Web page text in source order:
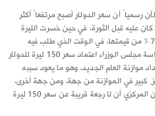
رسمياً أن سعر الدولار أصبح مرتفعاً أكثر
عما كان عليه قبل الثورة، في حين خسرت الليرة
الآن أكثر من 70 % من قيمتها، في الوقت الذي طلب فيه
المركزي من رئاسة مجلس الوزراء اعتماد سعر 150 ليرة للدولار
موازنة العام الجديد، وهو ما يعود سببه
كبير في الموازنة من جهة، ومن جهة أخرى،
يعتبر تأكيداً من المركزي أن لا رجعة قريبة عن سعر 150 ليرة